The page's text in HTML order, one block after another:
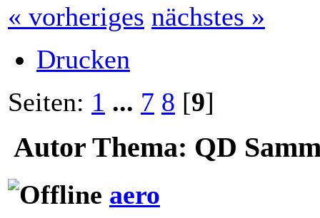
« vorheriges nächstes »
Drucken
Seiten: 1 ... 7 8 [9]
Autor Thema: QD
aero